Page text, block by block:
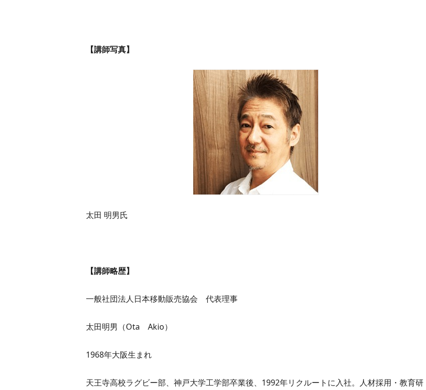
【講師写真】
太田 明男氏
【講師略歴】
一般社団法人日本移動販売協会 代表理事
太田明男（Ota Akio）
1968年大阪生まれ
天王寺高校ラグビー部、神戸大学工学部卒業後、1992年リクルートに入社。人材採用・教育研